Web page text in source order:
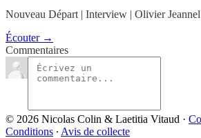
Nouveau Départ | Interview | Olivier Jeannel
Écouter →
Commentaires
© 2026 Nicolas Colin & Laetitia Vitaud ·
Conditions ∙ Avis de collecte